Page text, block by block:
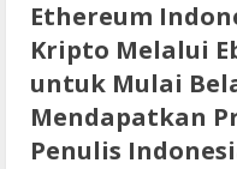
Ethereum
Kripto Melalui
untuk Mulai
Mendapatkan
Penulis